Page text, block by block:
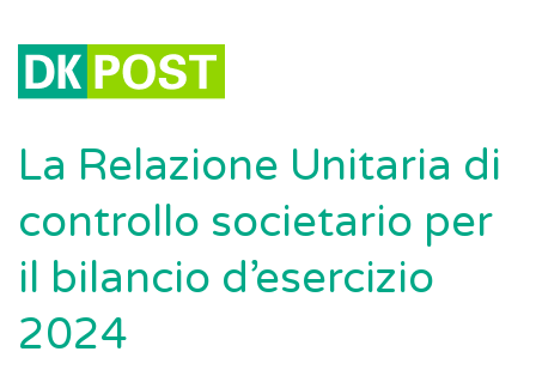
La Relazione Unitaria di
controllo societario per
il bilancio d’esercizio
2024